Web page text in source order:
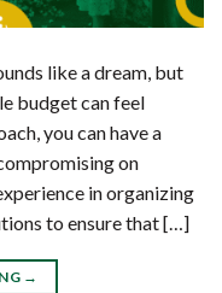
like a dream, but
budget can feel
you can have a
on
in organizing
to ensure that […]
→